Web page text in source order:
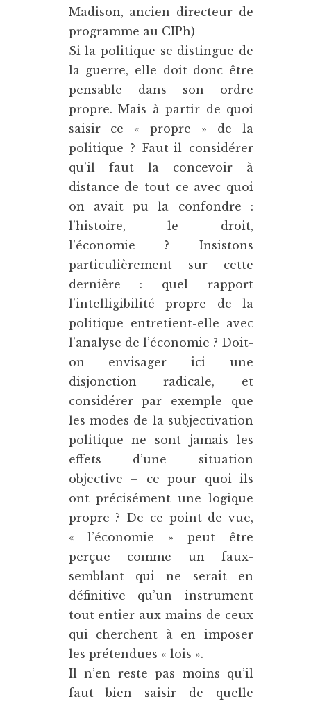
Madison, ancien directeur de
programme au CIPh)
Si la politique se distingue de
la guerre, elle doit donc être
pensable dans son ordre
propre. Mais à partir de quoi
saisir ce « propre » de la
politique ? Faut-il considérer
qu’il faut la concevoir à
distance de tout ce avec quoi
on avait pu la confondre :
l’histoire, le droit,
l’économie ? Insistons
particulièrement sur cette
dernière : quel rapport
l’intelligibilité propre de la
politique entretient-elle avec
l’analyse de l’économie ? Doit-
on envisager ici une
disjonction radicale, et
considérer par exemple que
les modes de la subjectivation
politique ne sont jamais les
effets d’une situation
objective – ce pour quoi ils
ont précisément une logique
propre ? De ce point de vue,
« l’économie » peut être
perçue comme un faux-
semblant qui ne serait en
définitive qu’un instrument
tout entier aux mains de ceux
qui cherchent à en imposer
les prétendues « lois ».
Il n’en reste pas moins qu’il
faut bien saisir de quelle